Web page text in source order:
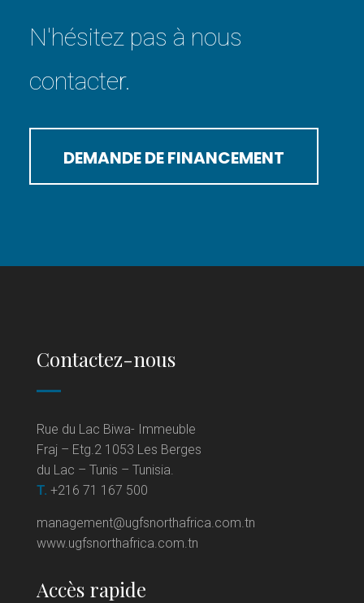
N'hésitez pas à nous
contacter.
DEMANDE DE FINANCEMENT
Contactez-nous
Rue du Lac Biwa- Immeuble
Fraj – Etg.2 1053 Les Berges
du Lac – Tunis – Tunisia.
T. +216 71 167 500
management@ugfsnorthafrica.com.tn
www.ugfsnorthafrica.com.tn
Accès rapide